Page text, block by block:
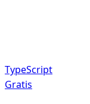
TypeScript
Gratis